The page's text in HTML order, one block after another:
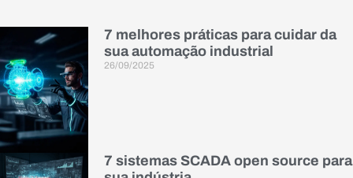
7 melhores práticas para cuidar da
sua automação industrial
26/09/2025
7 sistemas SCADA open source para